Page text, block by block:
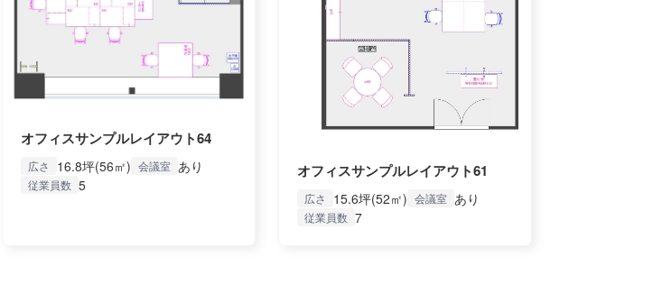
オフィスサンプルレイアウト64
広さ 16.8坪(56㎡) 会議室 あり
従業員数 5
オフィスサンプルレイアウト61
広さ 15.6坪(52㎡) 会議室 あり
従業員数 7